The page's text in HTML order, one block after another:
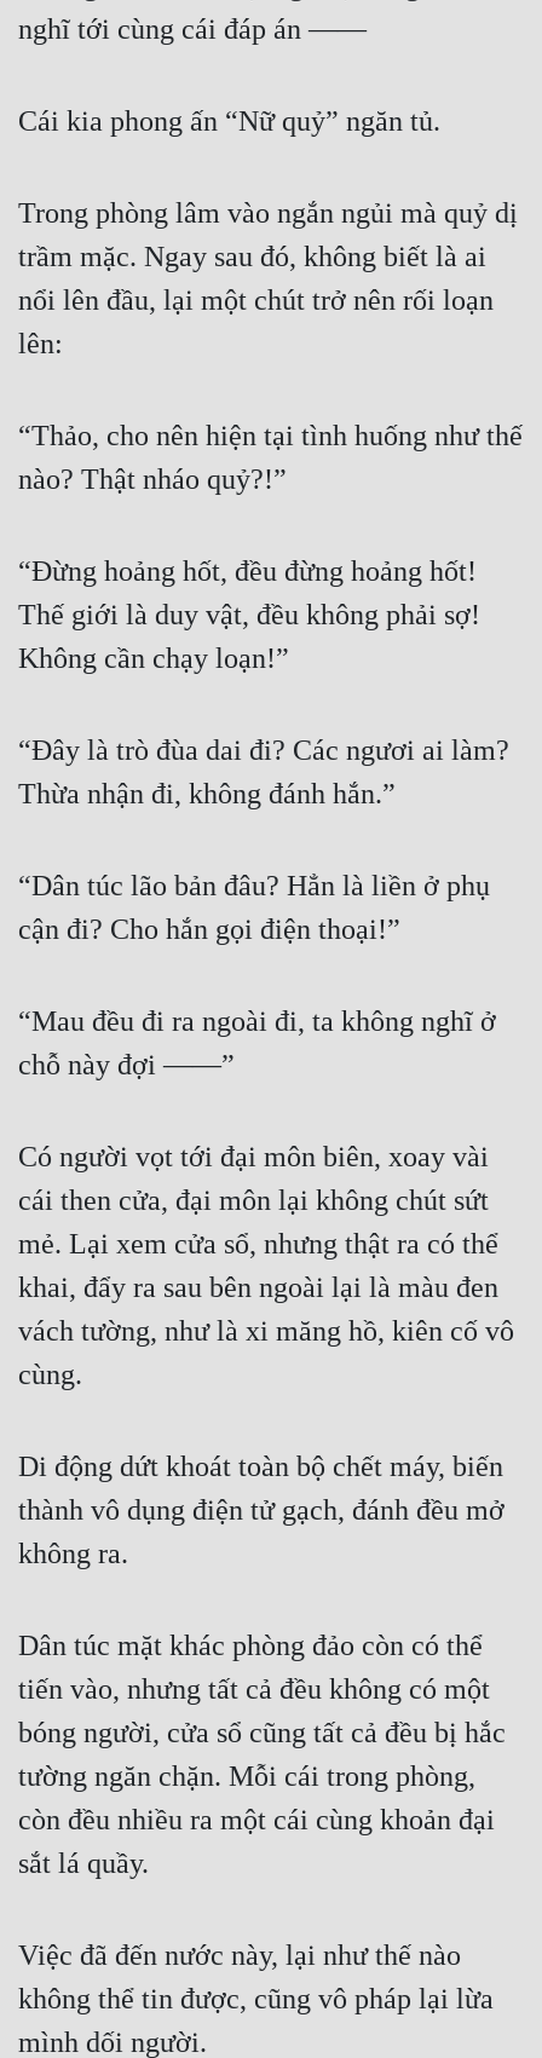
nghĩ tới cùng cái đáp án ——
Cái kia phong ấn “Nữ quỷ” ngăn tủ.
Trong phòng lâm vào ngắn ngủi mà quỷ dị
trầm mặc. Ngay sau đó, không biết là ai
nổi lên đầu, lại một chút trở nên rối loạn
lên:
“Thảo, cho nên hiện tại tình huống như thế
nào? Thật nháo quỷ?!”
“Đừng hoảng hốt, đều đừng hoảng hốt!
Thế giới là duy vật, đều không phải sợ!
Không cần chạy loạn!”
“Đây là trò đùa dai đi? Các ngươi ai làm?
Thừa nhận đi, không đánh hắn.”
“Dân túc lão bản đâu? Hẳn là liền ở phụ
cận đi? Cho hắn gọi điện thoại!”
“Mau đều đi ra ngoài đi, ta không nghĩ ở
chỗ này đợi ——”
Có người vọt tới đại môn biên, xoay vài
cái then cửa, đại môn lại không chút sứt
mẻ. Lại xem cửa sổ, nhưng thật ra có thể
khai, đẩy ra sau bên ngoài lại là màu đen
vách tường, như là xi măng hồ, kiên cố vô
cùng.
Di động dứt khoát toàn bộ chết máy, biến
thành vô dụng điện tử gạch, đánh đều mở
không ra.
Dân túc mặt khác phòng đảo còn có thể
tiến vào, nhưng tất cả đều không có một
bóng người, cửa sổ cũng tất cả đều bị hắc
tường ngăn chặn. Mỗi cái trong phòng,
còn đều nhiều ra một cái cùng khoản đại
sắt lá quầy.
Việc đã đến nước này, lại như thế nào
không thể tin được, cũng vô pháp lại lừa
mình dối người.